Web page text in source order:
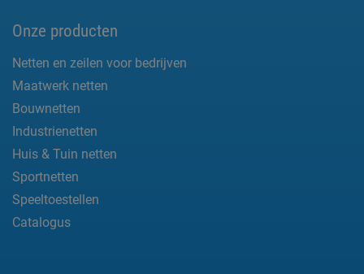
Onze producten
Netten en zeilen voor bedrijven
Maatwerk netten
Bouwnetten
Industrienetten
Huis & Tuin netten
Sportnetten
Speeltoestellen
Catalogus